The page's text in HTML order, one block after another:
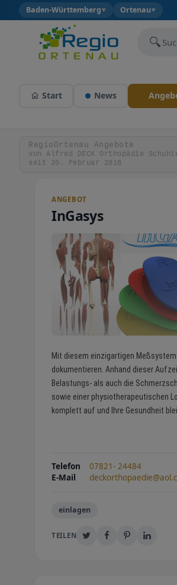
Baden-Württemberg▼ Ortenau▼
🔍
Start News
RegioOrtenau Angebote
von Alfred DECK Orthopädie
seit 20. Februar 2018
ANGEBOT
InGasys
Mit diesem einzigartigen
dokumentieren. Anhand dieser
Belastungs- als auch die
sowie einer physiotherapeutischen
komplett auf und Ihre Gesundheit
Telefon
07821- 24484
E-Mail
einlagen
TEILEN